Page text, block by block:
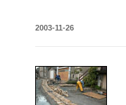
2003-11-26